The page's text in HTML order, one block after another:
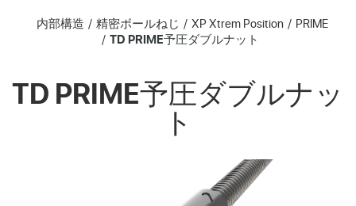
内部構造 精密ボールねじ XP Xtrem Position
PRIME
TD PRIME予圧ダブルナット
TD PRIME予圧ダブルナッ
ト